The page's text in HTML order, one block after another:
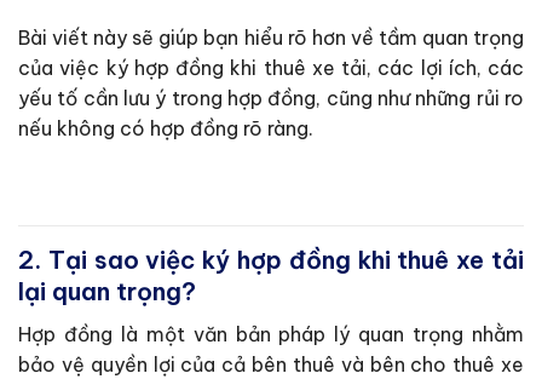
Bài viết này sẽ giúp bạn hiểu rõ hơn về tầm quan trọng
của việc ký hợp đồng khi thuê xe tải, các lợi ích, các
yếu tố cần lưu ý trong hợp đồng, cũng như những rủi ro
nếu không có hợp đồng rõ ràng.
2. Tại sao việc ký hợp đồng khi thuê xe tải
lại quan trọng?
Hợp đồng là một văn bản pháp lý quan trọng nhằm
bảo vệ quyền lợi của cả bên thuê và bên cho thuê xe